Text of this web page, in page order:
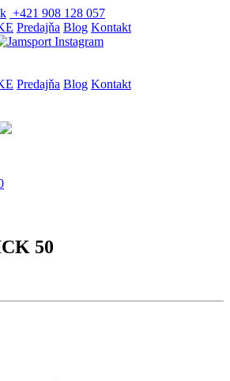
+421 908 128 057
Predajňa Blog Kontakt
Predajňa Blog Kontakt
50